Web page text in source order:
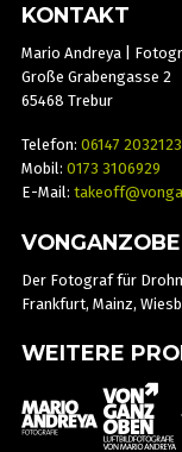
KONTAKT
Mario Andreya |
Große Grabengasse 2
65468 Trebur
Telefon: 06147 2032123
Mobil: 0173 3106929
E-Mail:
Der Fotograf für
Frankfurt, Mainz,
WEITERE